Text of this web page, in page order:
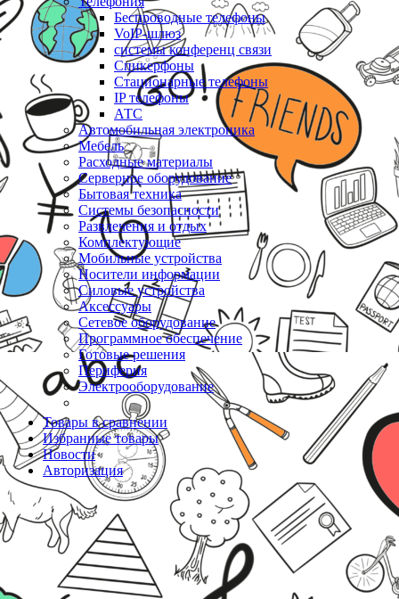
Беспроводные телефоны
VoIP-шлюз
системы конференц связи
Спикерфоны
Стационарные телефоны
IP телефоны
АТС
Автомобильная электроника
Мебель
Расходные материалы
Серверное оборудование
Бытовая техника
Системы безопасности
Развлечения и отдых
Комплектующие
Мобильные устройства
Носители информации
Силовые устройства
Аксессуары
Сетевое оборудование
Программное обеспечение
Готовые решения
Периферия
Электрооборудование
Товары в сравнении
Избранные товары
Новости
Авторизация